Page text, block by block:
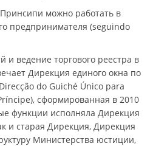
можно работать в
предпринимателя (seguindo
и ведение торгового реестра в
Дирекция единого окна по
do Guiché Único para
сформированная в 2010
функции исполняла Дирекция
и старая Дирекция, Дирекция
Министерства юстиции,